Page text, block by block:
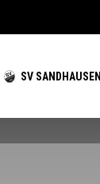
SV SANDHAUSEN